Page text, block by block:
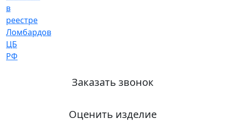
Заказать звонок
Оценить изделие